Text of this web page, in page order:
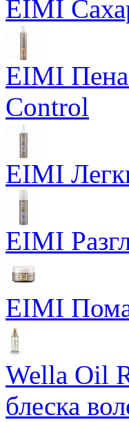
EIMI
EIMI Пена
Control
EIMI
EIMI
EIMI
Wella Oil
блеска